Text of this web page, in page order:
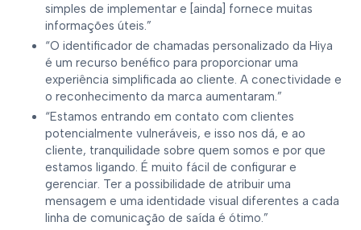
simples de implementar e [ainda] fornece muitas
informações úteis.”
“O identificador de chamadas personalizado da Hiya
é um recurso benéfico para proporcionar uma
experiência simplificada ao cliente. A conectividade e
o reconhecimento da marca aumentaram.”
“Estamos entrando em contato com clientes
potencialmente vulneráveis, e isso nos dá, e ao
cliente, tranquilidade sobre quem somos e por que
estamos ligando. É muito fácil de configurar e
gerenciar. Ter a possibilidade de atribuir uma
mensagem e uma identidade visual diferentes a cada
linha de comunicação de saída é ótimo.”